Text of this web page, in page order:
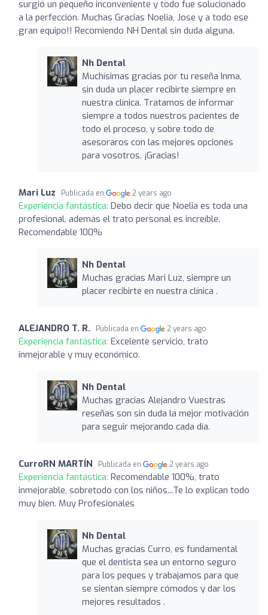
surgió un pequeño inconveniente y todo fue solucionado
a la perfección. Muchas Gracias Noelia, Jose y a todo ese
gran equipo!! Recomiendo NH Dental sin duda alguna.
Nh Dental
Muchísimas gracias por tu reseña Inma,
sin duda un placer recibirte siempre en
nuestra clínica. Tratamos de informar
siempre a todos nuestros pacientes de
todo el proceso, y sobre todo de
asesoraros con las mejores opciones
para vosotros. ¡Gracias!
Mari Luz Publicada en 2 years ago
Experiencia fantástica: Debo decir que Noelia es toda una
profesional, además el trato personal es increíble.
Recomendable 100%
Nh Dental
Muchas gracias Mari Luz, siempre un
placer recibirte en nuestra clínica .
ALEJANDRO T. R. Publicada en 2 years ago
Experiencia fantástica: Excelente servicio, trato
inmejorable y muy económico.
Nh Dental
Muchas gracias Alejandro Vuestras
reseñas son sin duda la mejor motivación
para seguir mejorando cada día.
CurroRN MARTÍN Publicada en 2 years ago
Experiencia fantástica: Recomendable 100%, trato
inmejorable, sobretodo con los niños...Te lo explican todo
muy bien. Muy Profesionales
Nh Dental
Muchas gracias Curro, es fundamental
que el dentista sea un entorno seguro
para los peques y trabajamos para que
se sientan siempre cómodos y dar los
mejores resultados .